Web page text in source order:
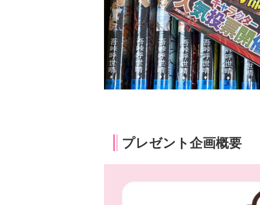
プレゼント企画概要